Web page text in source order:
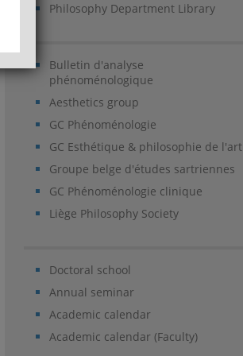
Philosophy Department Library
Bulletin d'analyse
phénoménologique
Aesthetics group
GC Phénoménologie
GC Esthétique & philosophie de l'art
Groupe belge d'études sartriennes
GC Phénoménologie clinique
Liège Philosophy Society
Doctoral school
Annual seminar
Academic calendar
Academic calendar (Faculty)